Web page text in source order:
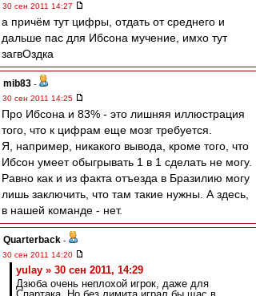
30 сен 2011 14:27
а причём тут цифры, отдать от среднего и
дальше пас для Ибсона мучение, имхо тут
загвОздка
mib83 -
30 сен 2011 14:25
Про Ибсона и 83% - это лишняя иллюстрация
того, что к цифрам еще мозг требуется.
Я, например, никакого вывода, кроме того, что
Ибсон умеет обыгрывать 1 в 1 сделать не могу.
Равно как и из факта отъезда в Бразилию могу
лишь заключить, что там такие нужны. А здесь,
в нашей команде - нет.
Quarterback -
30 сен 2011 14:20
yulay » 30 сен 2011, 14:29
Дзюба очень неплохой игрок, даже для